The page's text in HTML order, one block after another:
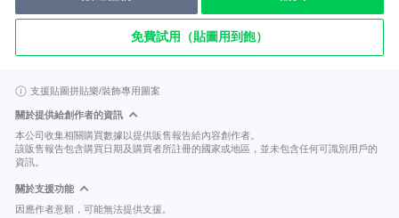
免費試用（貼圖用到飽）
支援貼圖拼貼樂/裝飾專用圖案
關於提供給創作者的資訊
本公司收集相關購買數據以提供販售報告給內容創作者。
該販售報告包含購買日期及購買者所註冊的國家或地區，並未包含任何可識別用戶的
資訊。
關於支援功能
因應作者意願，可能無法提供支援。